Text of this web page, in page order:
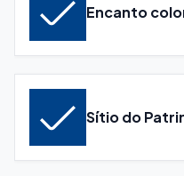
Encanto
Sítio do